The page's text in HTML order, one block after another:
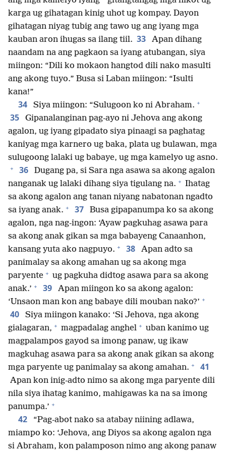
karga ug gihatagan kinig uhot ug kompay. Dayon
gihatagan niyag tubig ang tawo ug ang iyang mga
kauban aron ihugas sa ilang tiil. 33
Apan dihang
naandam na ang pagkaon sa iyang atubangan, siya
miingon: “Dili ko mokaon hangtod dili nako masulti
ang akong tuyo.” Busa si Laban miingon: “Isulti
kana!”
34 Siya miingon: “Sulugoon ko ni Abraham. +
35
Gipanalanginan pag-ayo ni Jehova ang akong
agalon, ug iyang gipadato siya pinaagi sa paghatag
kaniyag mga karnero ug baka, plata ug bulawan, mga
sulugoong lalaki ug babaye, ug mga kamelyo ug asno.
+ 36
Dugang pa, si Sara nga asawa sa akong agalon
nanganak ug lalaki dihang siya tigulang na. + Ihatag
sa akong agalon ang tanan niyang nabatonan ngadto
sa iyang anak. + 37
Busa gipapanumpa ko sa akong
agalon, nga nag-ingon: ‘Ayaw pagkuhag asawa para
sa akong anak gikan sa mga babayeng Canaanhon,
kansang yuta ako nagpuyo. + 38
Apan adto sa
panimalay sa akong amahan ug sa akong mga
paryente + ug pagkuha didtog asawa para sa akong
anak.’ + 39
Apan miingon ko sa akong agalon:
‘Unsaon man kon ang babaye dili mouban nako?’ +
40
Siya miingon kanako: ‘Si Jehova, nga akong
gialagaran, + magpadalag anghel + uban kanimo ug
magpalampos gayod sa imong panaw, ug ikaw
magkuhag asawa para sa akong anak gikan sa akong
mga paryente ug panimalay sa akong amahan. + 41
Apan kon inig-adto nimo sa akong mga paryente dili
nila siya ihatag kanimo, mahigawas ka na sa imong
panumpa.’ +
42
“Pag-abot nako sa atabay niining adlawa,
miampo ko: ‘Jehova, ang Diyos sa akong agalon nga
si Abraham, kon palamposon nimo ang akong panaw